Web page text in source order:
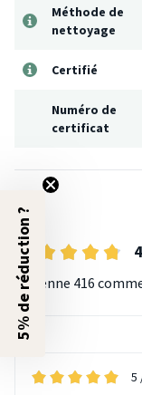
Méthode de
nettoyage
Certifié
Numéro de
certificat
Avis
Moyenne 416
5
5% de réduction ?